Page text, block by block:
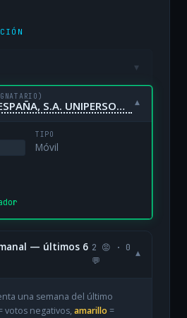
▾
VODAFONE ESPAÑA, S.A. UNIPERSONAL ▾
TIPO
Móvil
— últimos 6 2 😡 · 0
💬
▾
una semana del último
votos negativos, amarillo =